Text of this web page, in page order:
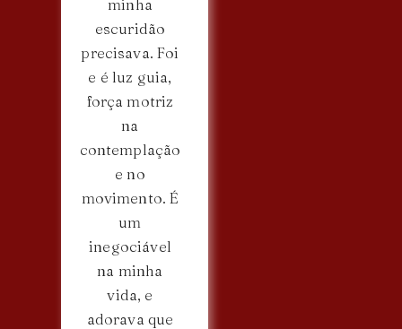
minha
escuridão
precisava. Foi
e é luz guia,
força motriz
na
contemplação
e no
movimento. É
um
inegociável
na minha
vida, e
adorava que